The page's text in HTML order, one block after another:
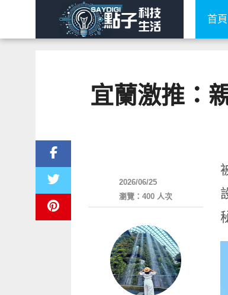
首頁
宜蘭激推：
2026/06/25
瀏覽：400 人次